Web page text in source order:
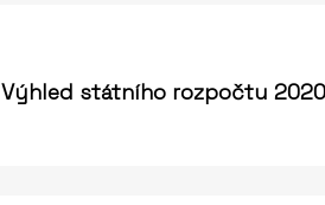
Výhled státního rozpočtu